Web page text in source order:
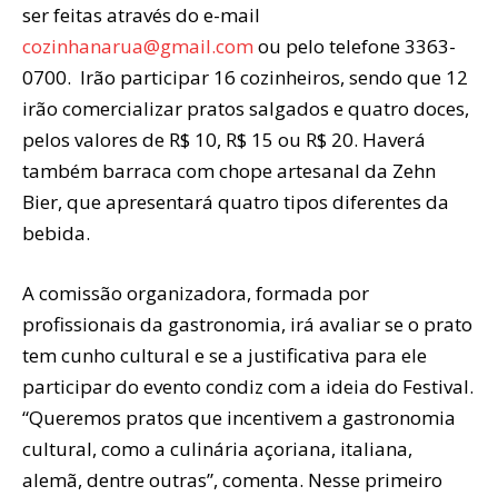
ser feitas através do e-mail
cozinhanarua@gmail.com ou pelo telefone 3363-
0700. Irão participar 16 cozinheiros, sendo que 12
irão comercializar pratos salgados e quatro doces,
pelos valores de R$ 10, R$ 15 ou R$ 20. Haverá
também barraca com chope artesanal da Zehn
Bier, que apresentará quatro tipos diferentes da
bebida.
A comissão organizadora, formada por
profissionais da gastronomia, irá avaliar se o prato
tem cunho cultural e se a justificativa para ele
participar do evento condiz com a ideia do Festival.
“Queremos pratos que incentivem a gastronomia
cultural, como a culinária açoriana, italiana,
alemã, dentre outras”, comenta. Nesse primeiro